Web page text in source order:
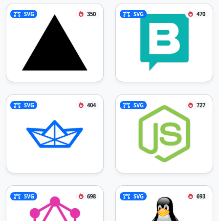
SVG 350 SVG 470
SVG 404 SVG 727
SVG 698 SVG 693